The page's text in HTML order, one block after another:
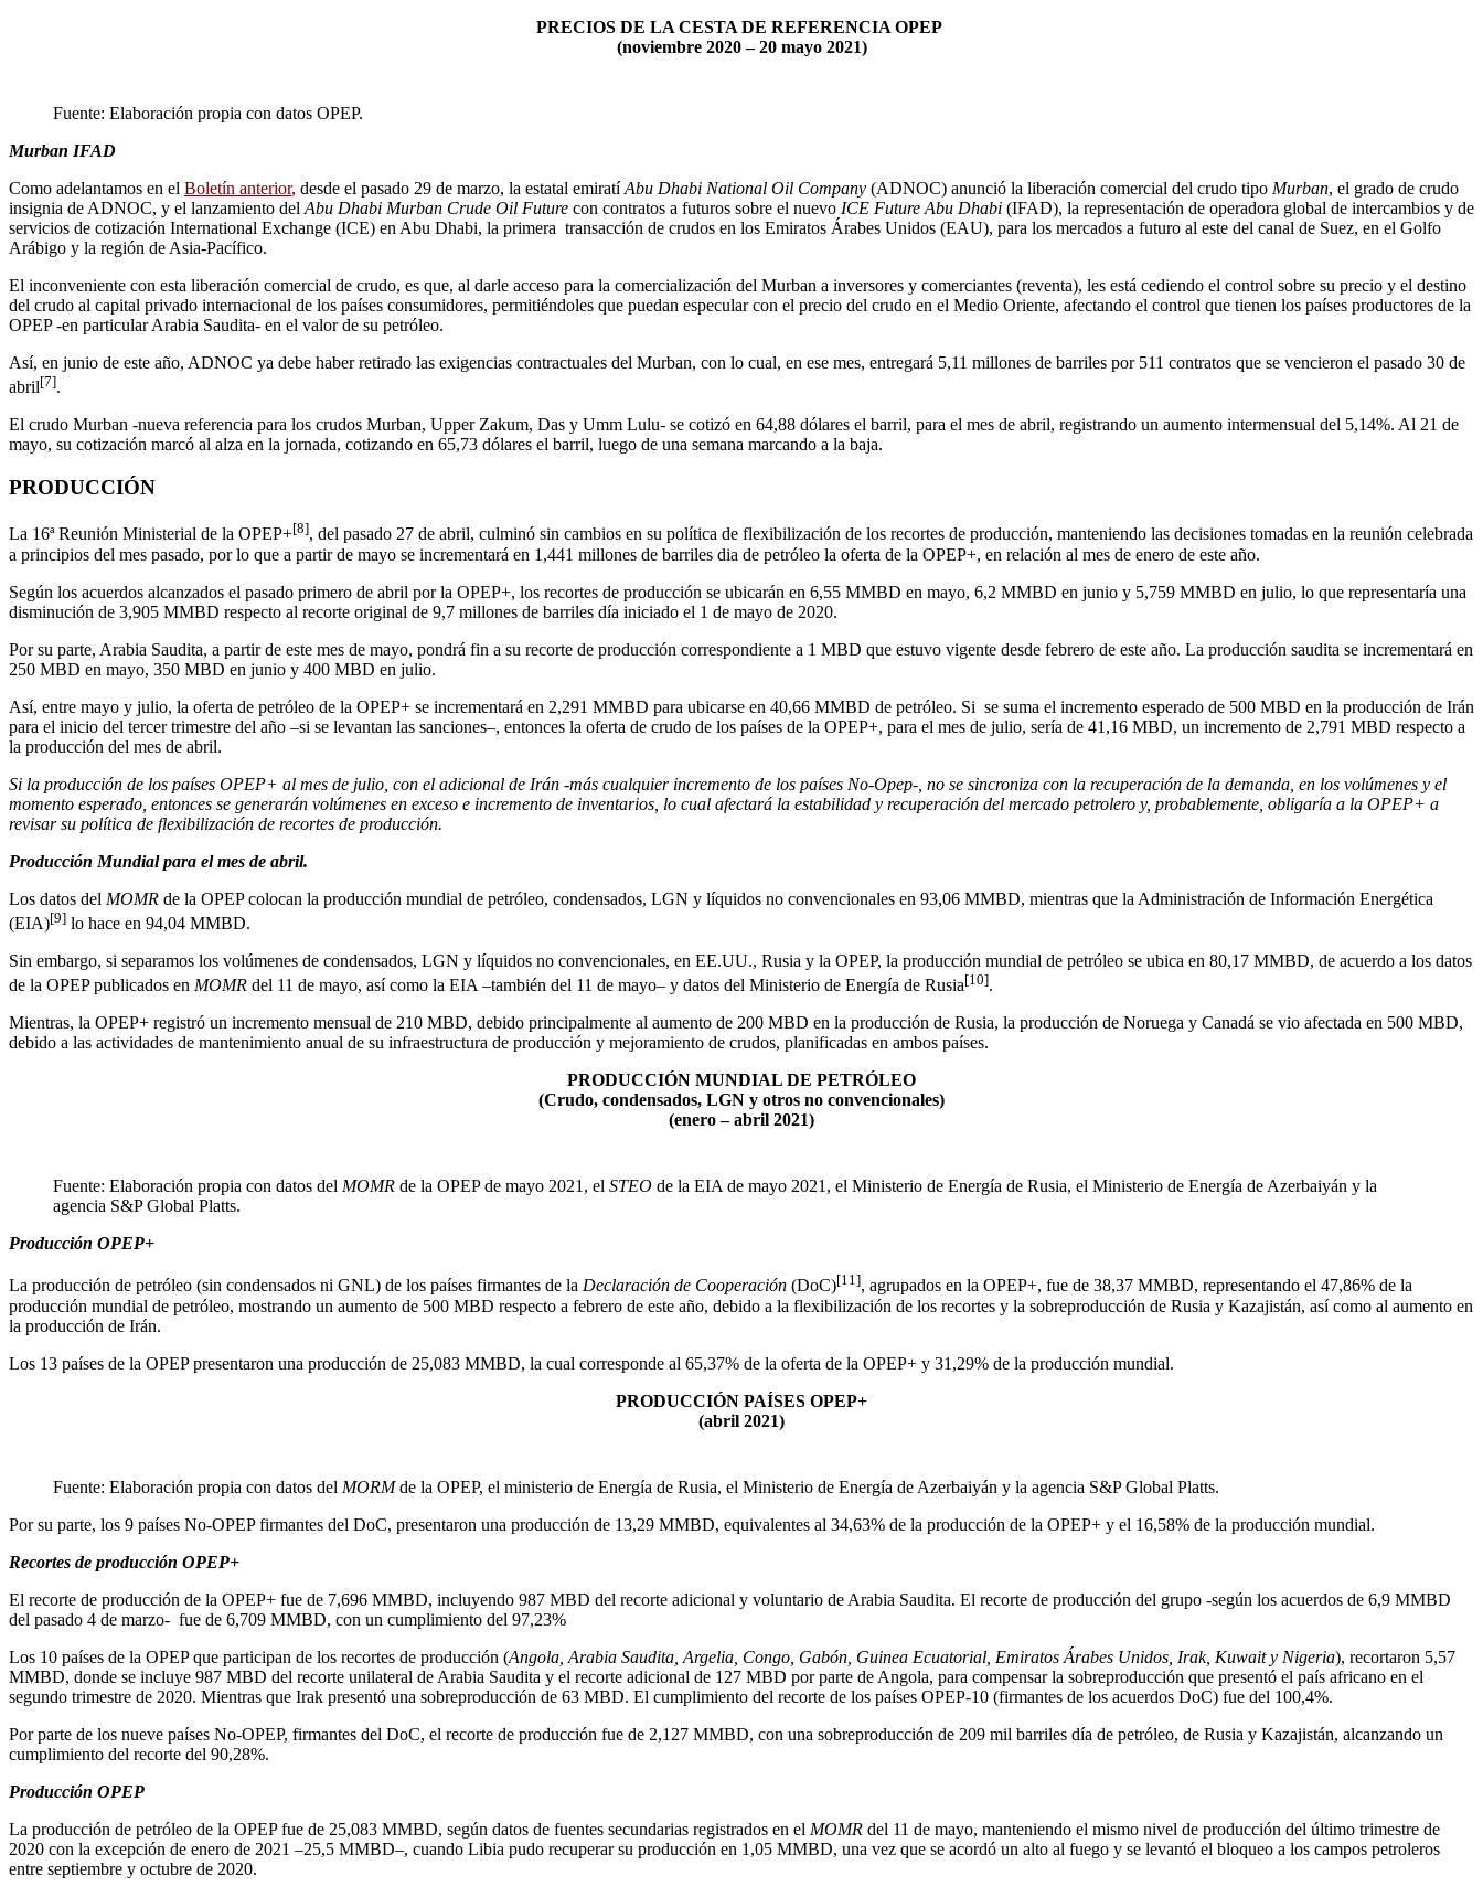
PRECIOS DE LA CESTA DE REFERENCIA OPEP
(noviembre 2020 – 20 mayo 2021)
Fuente: Elaboración propia con datos OPEP.
Murban IFAD
Como adelantamos en el Boletín anterior, desde el pasado 29 de marzo, la estatal emiratíAbu Dhabi National Oil Company (ADNOC) anunció la liberación comercial del crudo tipo Murban, el grado de crudo
insignia de ADNOC, y el lanzamiento del Abu Dhabi Murban Crude Oil Future con contratos a futuros sobre el nuevo ICE Future Abu Dhabi (IFAD), la representación de operadora global de intercambios y de
servicios de cotización International Exchange (ICE) en Abu Dhabi, la primera transacción de crudos en los Emiratos Árabes Unidos (EAU), para los mercados a futuro al este del canal de Suez, en el Golfo
Arábigo y la región de Asia-Pacífico.
El inconveniente con esta liberación comercial de crudo, es que, al darle acceso para la comercialización del Murban a inversores y comerciantes (reventa), les está cediendo el control sobre su precio y el destino
del crudo al capital privado internacional de los países consumidores, permitiéndoles que puedan especular con el precio del crudo en el Medio Oriente, afectando el control que tienen los países productores de la
OPEP -en particular Arabia Saudita- en el valor de su petróleo.
Así, en junio de este año, ADNOC ya debe haber retirado las exigencias contractuales del Murban, con lo cual, en ese mes, entregará 5,11 millones de barriles por 511 contratos que se vencieron el pasado 30 de
abril[7].
El crudo Murban -nueva referencia para los crudos Murban, Upper Zakum, Das y Umm Lulu- se cotizó en 64,88 dólares el barril, para el mes de abril, registrando un aumento intermensual del 5,14%. Al 21 de
mayo, su cotización marcó al alza en la jornada, cotizando en 65,73 dólares el barril, luego de una semana marcando a la baja.
PRODUCCIÓN
La 16ª Reunión Ministerial de la OPEP+[8], del pasado 27 de abril, culminó sin cambios en su política de flexibilización de los recortes de producción, manteniendo las decisiones tomadas en la reunión celebrada
a principios del mes pasado, por lo que a partir de mayo se incrementará en 1,441 millones de barriles dia de petróleo la oferta de la OPEP+, en relación al mes de enero de este año.
Según los acuerdos alcanzados el pasado primero de abril por la OPEP+, los recortes de producción se ubicarán en 6,55 MMBD en mayo, 6,2 MMBD en junio y 5,759 MMBD en julio, lo que representaría una
disminución de 3,905 MMBD respecto al recorte original de 9,7 millones de barriles día iniciado el 1 de mayo de 2020.
Por su parte, Arabia Saudita, a partir de este mes de mayo, pondrá fin a su recorte de producción correspondiente a 1 MBD que estuvo vigente desde febrero de este año. La producción saudita se incrementará en
250 MBD en mayo, 350 MBD en junio y 400 MBD en julio.
Así, entre mayo y julio, la oferta de petróleo de la OPEP+ se incrementará en 2,291 MMBD para ubicarse en 40,66 MMBD de petróleo. Si se suma el incremento esperado de 500 MBD en la producción de Irán
para el inicio del tercer trimestre del año –si se levantan las sanciones–, entonces la oferta de crudo de los países de la OPEP+, para el mes de julio, sería de 41,16 MBD, un incremento de 2,791 MBD respecto a
la producción del mes de abril.
Si la producción de los países OPEP+ al mes de julio, con el adicional de Irán -más cualquier incremento de los países No-Opep-, no se sincroniza con la recuperación de la demanda, en los volúmenes y el
momento esperado, entonces se generarán volúmenes en exceso e incremento de inventarios, lo cual afectará la estabilidad y recuperación del mercado petrolero y, probablemente, obligaría a la OPEP+ a
revisar su política de flexibilización de recortes de producción.
Producción Mundial para el mes de abril.
Los datos del MOMR de la OPEP colocan la producción mundial de petróleo, condensados, LGN y líquidos no convencionales en 93,06 MMBD, mientras que la Administración de Información Energética
(EIA)[9] lo hace en 94,04 MMBD.
Sin embargo, si separamos los volúmenes de condensados, LGN y líquidos no convencionales, en EE.UU., Rusia y la OPEP, la producción mundial de petróleo se ubica en 80,17 MMBD, de acuerdo a los datos
de la OPEP publicados en MOMR del 11 de mayo, así como la EIA –también del 11 de mayo– y datos del Ministerio de Energía de Rusia[10].
Mientras, la OPEP+ registró un incremento mensual de 210 MBD, debido principalmente al aumento de 200 MBD en la producción de Rusia, la producción de Noruega y Canadá se vio afectada en 500 MBD,
debido a las actividades de mantenimiento anual de su infraestructura de producción y mejoramiento de crudos, planificadas en ambos países.
PRODUCCIÓN MUNDIAL DE PETRÓLEO
(Crudo, condensados, LGN y otros no convencionales)
(enero – abril 2021)
Fuente: Elaboración propia con datos del MOMR de la OPEP de mayo 2021, el STEO de la EIA de mayo 2021, el Ministerio de Energía de Rusia, el Ministerio de Energía de Azerbaiyán y la
agencia S&P Global Platts.
Producción OPEP+
La producción de petróleo (sin condensados ni GNL) de los países firmantes de la Declaración de Cooperación (DoC)[11], agrupados en la OPEP+, fue de 38,37 MMBD, representando el 47,86% de la
producción mundial de petróleo, mostrando un aumento de 500 MBD respecto a febrero de este año, debido a la flexibilización de los recortes y la sobreproducción de Rusia y Kazajistán, así como al aumento en
la producción de Irán.
Los 13 países de la OPEP presentaron una producción de 25,083 MMBD, la cual corresponde al 65,37% de la oferta de la OPEP+ y 31,29% de la producción mundial.
PRODUCCIÓN PAÍSES OPEP+
(abril 2021)
Fuente: Elaboración propia con datos del MORMde la OPEP, el ministerio de Energía de Rusia, el Ministerio de Energía de Azerbaiyán y la agencia S&P Global Platts.
Por su parte, los 9 países No-OPEP firmantes del DoC, presentaron una producción de 13,29 MMBD, equivalentes al 34,63% de la producción de la OPEP+ y el 16,58% de la producción mundial.
Recortes de producción OPEP+
El recorte de producción de la OPEP+ fue de 7,696 MMBD, incluyendo 987 MBD del recorte adicional y voluntario de Arabia Saudita. El recorte de producción del grupo -según los acuerdos de 6,9 MMBD
del pasado 4 de marzo- fue de 6,709 MMBD, con un cumplimiento del 97,23%
Los 10 países de la OPEP que participan de los recortes de producción (Angola, Arabia Saudita, Argelia, Congo, Gabón, Guinea Ecuatorial, Emiratos Árabes Unidos, Irak, Kuwait y Nigeria), recortaron 5,57
MMBD, donde se incluye 987 MBD del recorte unilateral de Arabia Saudita y el recorte adicional de 127 MBD por parte de Angola, para compensar la sobreproducción que presentó el país africano en el
segundo trimestre de 2020. Mientras que Irak presentó una sobreproducción de 63 MBD. El cumplimiento del recorte de los países OPEP-10 (firmantes de los acuerdos DoC) fue del 100,4%.
Por parte de los nueve países No-OPEP, firmantes del DoC, el recorte de producción fue de 2,127 MMBD, con una sobreproducción de 209 mil barriles día de petróleo, de Rusia y Kazajistán, alcanzando un
cumplimiento del recorte del 90,28%.
Producción OPEP
La producción de petróleo de la OPEP fue de 25,083 MMBD, según datos de fuentes secundarias registrados en el MOMR del 11 de mayo, manteniendo el mismo nivel de producción del último trimestre de
2020 con la excepción de enero de 2021 –25,5 MMBD–, cuando Libia pudo recuperar su producción en 1,05 MMBD, una vez que se acordó un alto al fuego y se levantó el bloqueo a los campos petroleros
entre septiembre y octubre de 2020.